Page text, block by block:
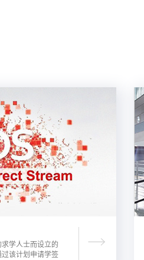
学人士而设立的
该计划申请学签